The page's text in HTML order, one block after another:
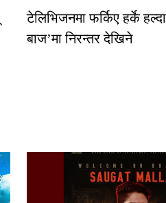
टेलिभिजनमा फर्किए हर्के
बाज’मा निरन्तर देखिने